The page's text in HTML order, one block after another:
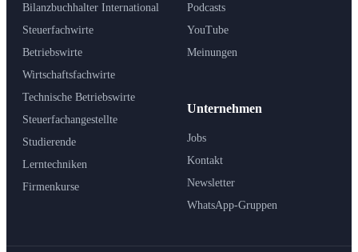
Bilanzbuchhalter International
Steuerfachwirte
Betriebswirte
Wirtschaftsfachwirte
Technische Betriebswirte
Steuerfachangestellte
Studierende
Lerntechniken
Firmenkurse
Podcasts
YouTube
Meinungen
Unternehmen
Jobs
Kontakt
Newsletter
WhatsApp-Gruppen